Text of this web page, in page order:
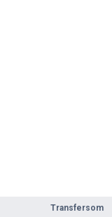
Transfersom